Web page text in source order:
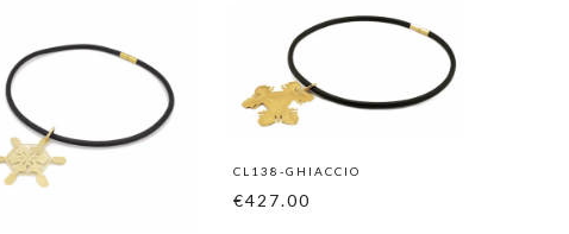
CL138-GHIACCIO
€427.00